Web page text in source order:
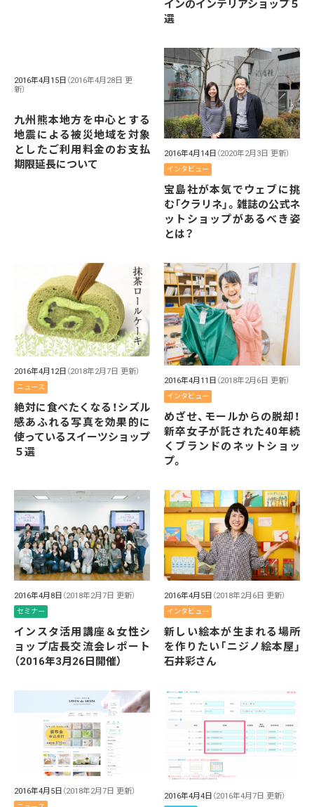
インのインテリアショップ５
選
2016年4月15日 （2016年4月28日 更
新）
九州熊本地方を中心とする
地震による被災地域を対象
としたご利用料金のお支払
期限延長について
2016年4月14日 （2020年2月3日 更新）
インタビュー
宝島社が本気でウェブに挑
む「クラリネ」。雑誌の公式ネ
ットショップがあるべき姿
とは？
2016年4月12日 （2018年2月7日 更新）
ニュース
絶対に食べたくなる！シズル
感あふれる写真を効果的に
使っているスイーツショップ
５選
2016年4月11日 （2018年2月6日 更新）
インタビュー
めざせ、モールからの脱却！
新卒女子が託された40年続
くブランドのネットショッ
プ。
2016年4月8日 （2018年2月7日 更新）
セミナー
インスタ活用講座＆女性シ
ョップ店長交流会レポート
（2016年3月26日開催）
2016年4月5日 （2018年2月6日 更新）
インタビュー
新しい絵本が生まれる場所
を作りたい「ニジノ絵本屋」
石井彩さん
2016年4月5日 （2018年2月7日 更新） 2016年4月4日 （2016年4月7日 更新）